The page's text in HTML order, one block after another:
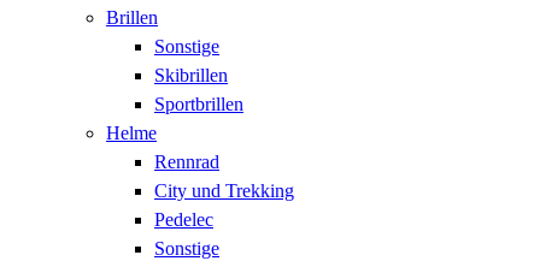
Brillen
Sonstige
Skibrillen
Sportbrillen
Helme
Rennrad
City und Trekking
Pedelec
Sonstige